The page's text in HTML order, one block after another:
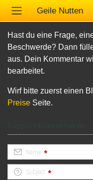
Geile Nutten
Hast du eine Frage,
Beschwerde? Dann
aus. Dein Kommentar
bearbeitet.
Wirf bitte zuerst einen
Preise Seite.